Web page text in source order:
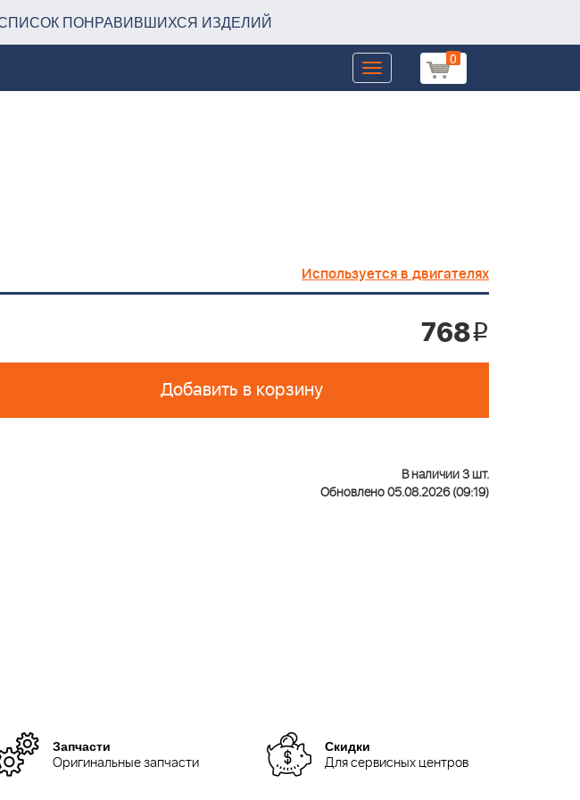
ПОНРАВИВШИХСЯ ИЗДЕЛИЙ
0
Toggle
navigation
Используется в двигателях
768i
Добавить в корзину
В наличии 3 шт.
Обновлено 05.08.2026 (09:19)
Запчасти
Оригинальные запчасти
Скидки
Для сервисных центров